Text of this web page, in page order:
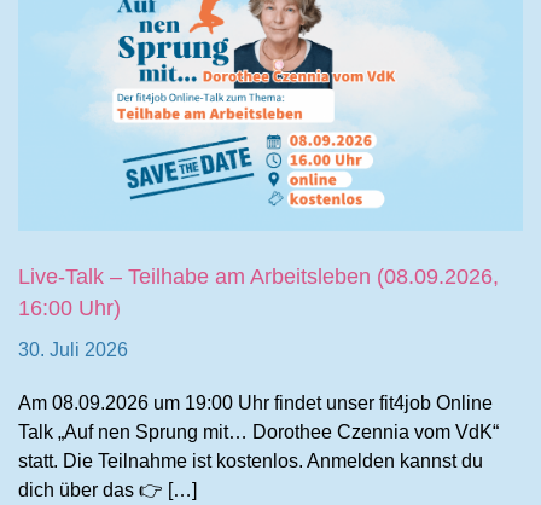
Live-Talk – Teilhabe am Arbeitsleben (08.09.2026,
16:00 Uhr)
30. Juli 2026
Am 08.09.2026 um 19:00 Uhr findet unser fit4job Online
Talk „Auf nen Sprung mit… Dorothee Czennia vom VdK“
statt. Die Teilnahme ist kostenlos. Anmelden kannst du
dich über das 👉 […]